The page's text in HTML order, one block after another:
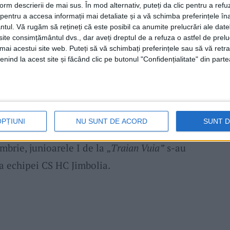
descrierii de mai sus. În mod alternativ, puteți da clic pentru a
a accesa informații mai detaliate și a vă schimba preferințele
Vă rugăm să rețineți că este posibil ca anumite prelucrări ale
consimțământul dvs., dar aveți dreptul de a refuza o astfel de
acestui site web. Puteți să vă schimbați preferințele sau să vă
la acest site și făcând clic pe butonul "Confidențialitate" din
NU SUNT DE ACORD SUNT
este mai mare. Din păcate, am
care nu mai este în lot. Ioana era un pion
pe care le-am avut într-un an și
și ne batem pentru locurile 1-2.
de grele. Vom juca în deplasare la
vom juca acasă, cu ACS Leu
Lucia Moruț.
junioarele I de la „Traian Vuia”s-au
echipei CS HC Jimbolia.